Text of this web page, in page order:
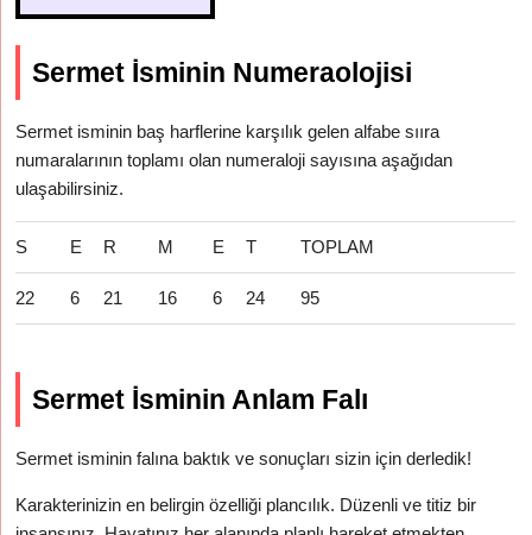
Sermet İsminin Numeraolojisi
Sermet isminin baş harflerine karşılık gelen alfabe sııra
numaralarının toplamı olan numeraloji sayısına aşağıdan
ulaşabilirsiniz.
S E R M E T TOPLAM
22 6 21 16 6 24 95
Sermet İsminin Anlam Falı
Sermet isminin falına baktık ve sonuçları sizin için derledik!
Karakterinizin en belirgin özelliği plancılık. Düzenli ve titiz bir